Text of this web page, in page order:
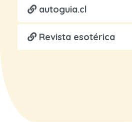
autoguia.cl
Revista esotérica